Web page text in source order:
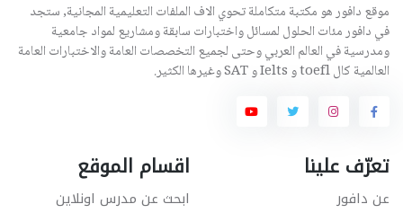
موقع دافور هو مكتبة متكاملة تحوي الاف الملفات التعليمية المجانية, ستجد
في دافور مئات الحلول لمسائل واختبارات سابقة ومشاريع لمواد جامعية
ومدرسية في العالم العربي وحتى لجميع التخصصات العامة والاختبارات العامة
العالمية كال toefl و Ielts و SAT وغيرها الكثير.
تعرّف علينا
عن دافور
اقسام الموقع
ابحث عن مدرس اونلاين